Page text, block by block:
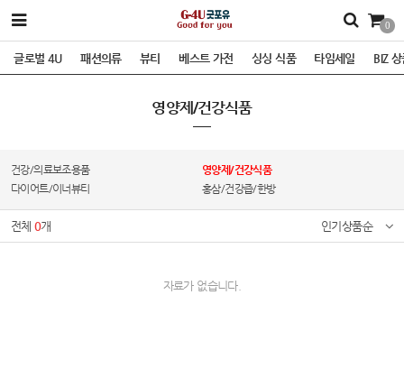
0
글로벌 4U 패션의류 뷰티 베스트 가전 싱싱 식품 타임세일 BIZ
영양제/건강식품
건강/의료보조용품
영양제/건강식품
다이어트/이너뷰티
홍삼/건강즙/한방
전체0개 인기상품순
자료가 없습니다.